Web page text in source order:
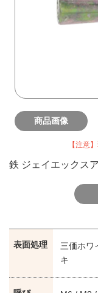
商品画像
【注意
鉄 ジェイエックス
表面処理
三価ホワ
キ